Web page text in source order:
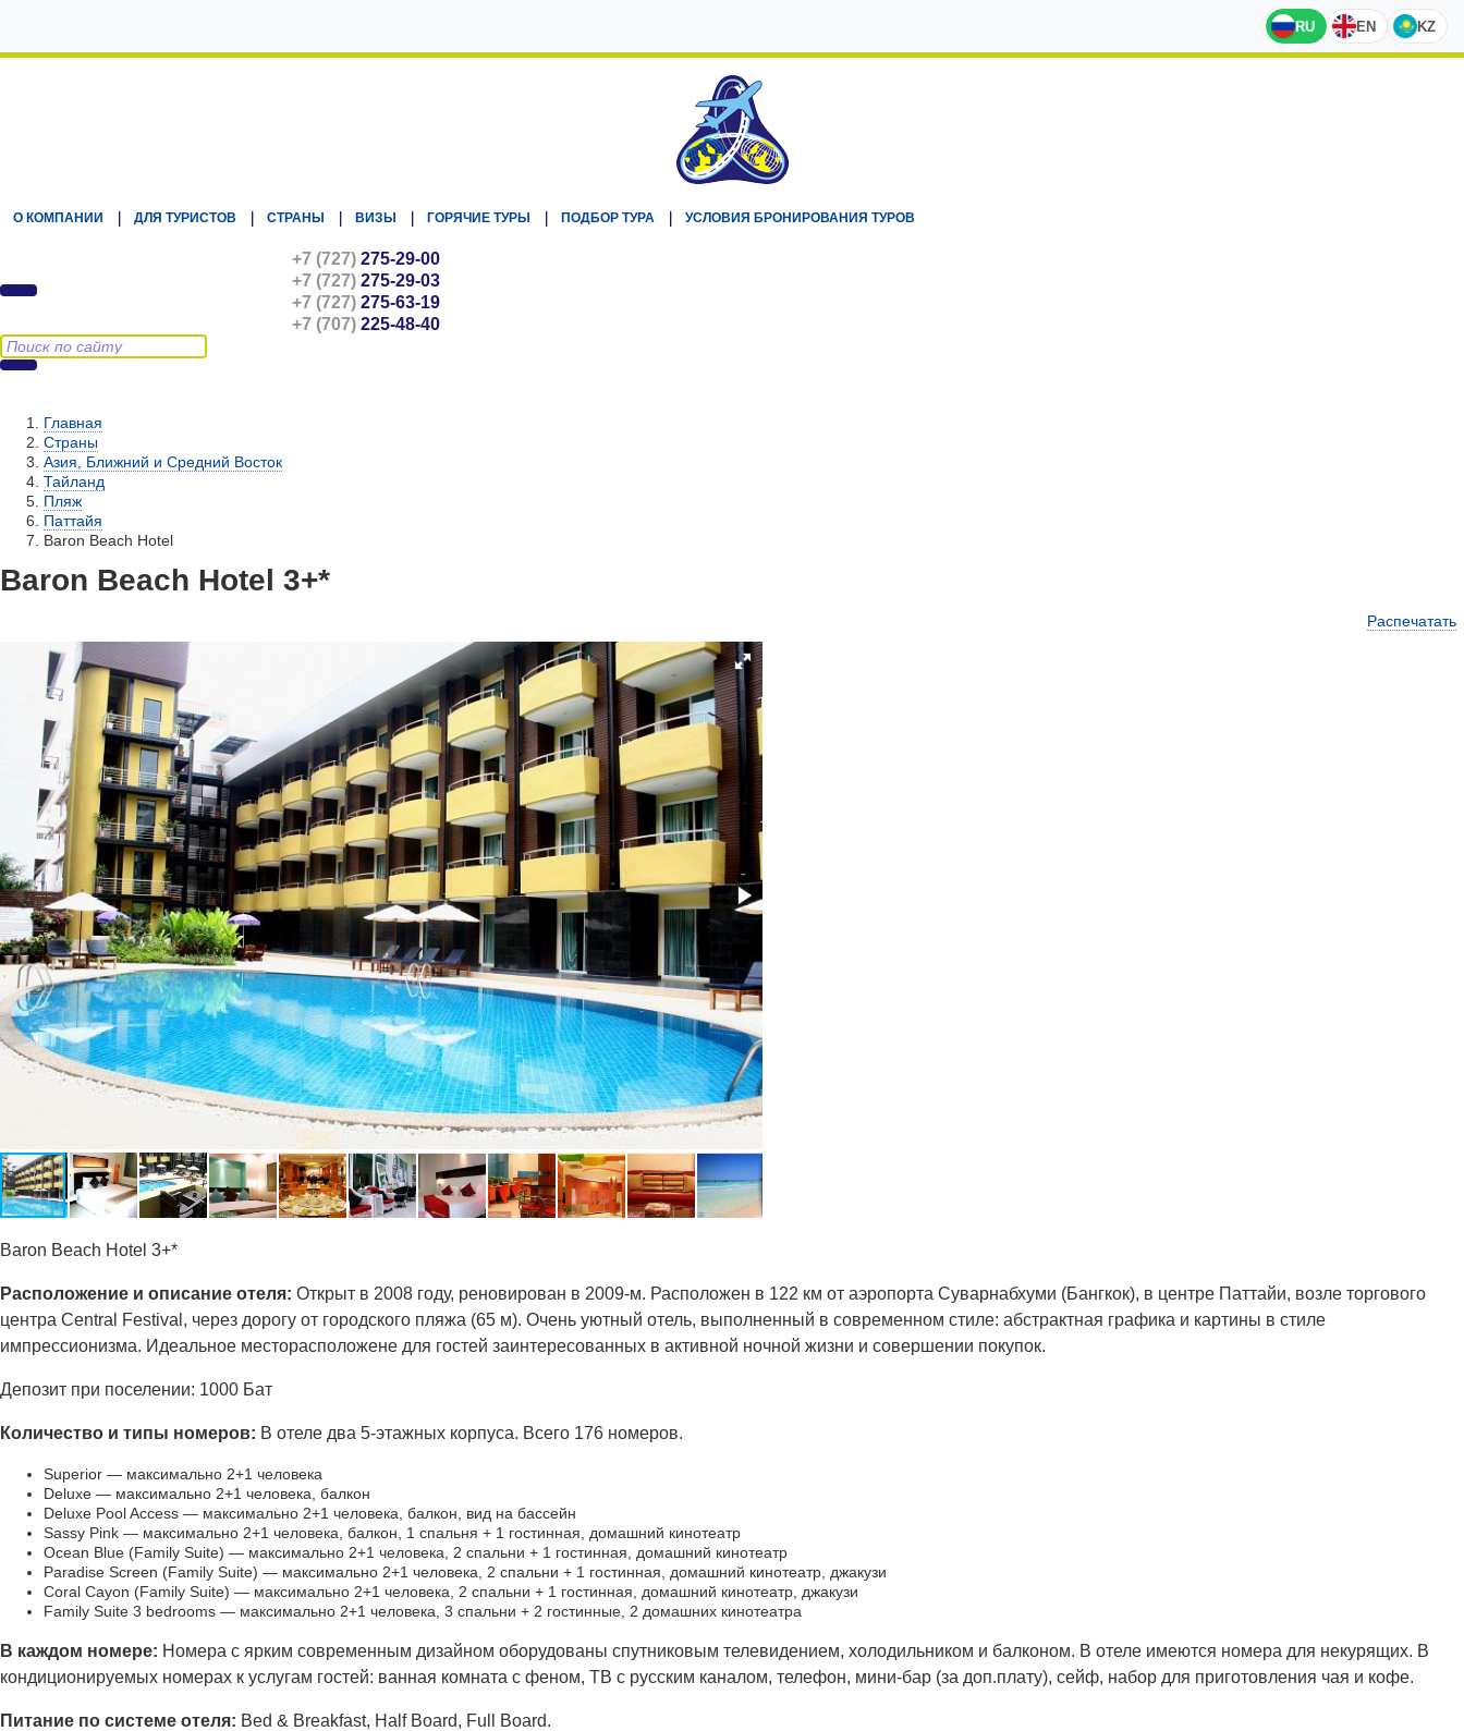
RU EN KZ
О КОМПАНИИ ДЛЯ ТУРИСТОВ СТРАНЫ ВИЗЫ ГОРЯЧИЕ ТУРЫ ПОДБОР ТУРА УСЛОВИЯ БРОНИРОВАНИЯ ТУРОВ
+7 (727) 275-29-00
+7 (727) 275-29-03
+7 (727) 275-63-19
+7 (707) 225-48-40
Главная
Страны
Азия, Ближний и Средний Восток
Тайланд
Пляж
Паттайя
Baron Beach Hotel
Baron Beach Hotel 3+*
Распечатать
Baron Beach Hotel 3+*
Расположение и описание отеля: Открыт в 2008 году, реновирован в 2009-м. Расположен в 122 км от аэропорта Суварнабхуми (Бангкок), в центре Паттайи, возле торгового
центра Central Festival, через дорогу от городского пляжа (65 м). Очень уютный отель, выполненный в современном стиле: абстрактная графика и картины в стиле
импрессионизма. Идеальное месторасположене для гостей заинтересованных в активной ночной жизни и совершении покупок.
Депозит при поселении: 1000 Бат
Количество и типы номеров: В отеле два 5-этажных корпуса. Всего 176 номеров.
Superior — максимально 2+1 человека
Deluxe — максимально 2+1 человека, балкон
Deluxe Pool Access — максимально 2+1 человека, балкон, вид на бассейн
Sassy Pink — максимально 2+1 человека, балкон, 1 спальня + 1 гостинная, домашний кинотеатр
Ocean Blue (Family Suite) — максимально 2+1 человека, 2 спальни + 1 гостинная, домашний кинотеатр
Paradise Screen (Family Suite) — максимально 2+1 человека, 2 спальни + 1 гостинная, домашний кинотеатр, джакузи
Coral Cayon (Family Suite) — максимально 2+1 человека, 2 спальни + 1 гостинная, домашний кинотеатр, джакузи
Family Suite 3 bedrooms — максимально 2+1 человека, 3 спальни + 2 гостинные, 2 домашних кинотеатра
В каждом номере: Номера с ярким современным дизайном оборудованы спутниковым телевидением, холодильником и балконом. В отеле имеются номера для некурящих. В
кондиционируемых номерах к услугам гостей: ванная комната с феном, ТВ с русским каналом, телефон, мини-бар (за доп.плату), сейф, набор для приготовления чая и кофе.
Питание по системе отеля: Bed & Breakfast, Half Board, Full Board.